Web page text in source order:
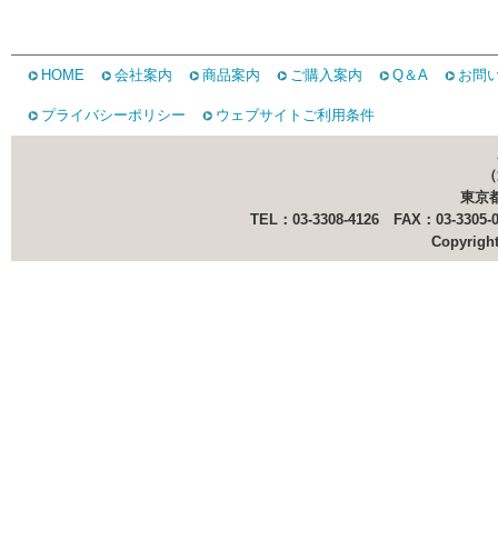
HOME 会社案内 商品案内 ご購入案内 Q＆A お問
プライバシーポリシー ウェブサイトご利用条件
東京
TEL：03-3308-4126 FAX：03-